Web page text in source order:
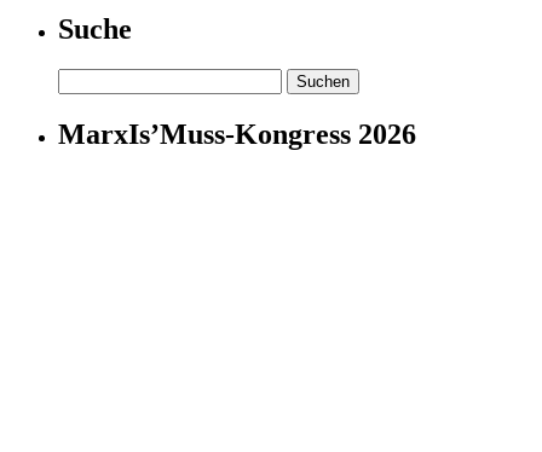
Suche
nach:
MarxIs’Muss-Kongress 2026